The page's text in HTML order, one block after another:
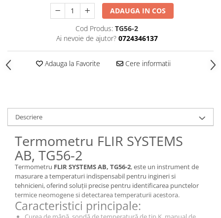
ADAUGA IN COS
Cod Produs: TG56-2
Ai nevoie de ajutor? 0724346137
Adauga la Favorite Cere informatii
Descriere
Termometru FLIR SYSTEMS
AB, TG56-2
Termometru FLIR SYSTEMS AB, TG56-2, este un instrument de
masurare a temperaturi indispensabil pentru ingineri si
tehnicieni, oferind soluții precise pentru identificarea punctelor
termice neomogene si detectarea temperaturii acestora.
Caracteristici principale: